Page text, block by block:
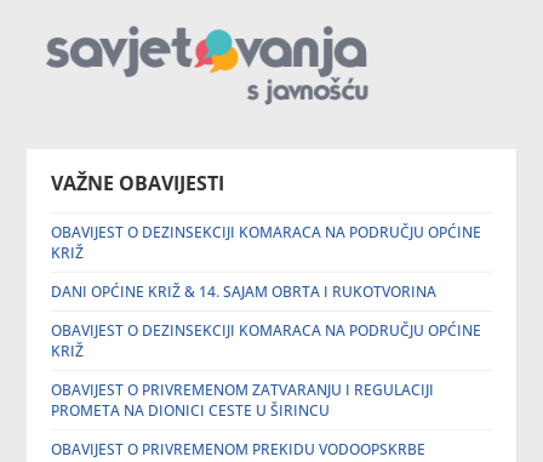
VAŽNE OBAVIJESTI
OBAVIJEST O DEZINSEKCIJI KOMARACA NA PODRUČJU OPĆINE
KRIŽ
DANI OPĆINE KRIŽ & 14. SAJAM OBRTA I RUKOTVORINA
OBAVIJEST O DEZINSEKCIJI KOMARACA NA PODRUČJU OPĆINE
KRIŽ
OBAVIJEST O PRIVREMENOM ZATVARANJU I REGULACIJI
PROMETA NA DIONICI CESTE U ŠIRINCU
OBAVIJEST O PRIVREMENOM PREKIDU VODOOPSKRBE